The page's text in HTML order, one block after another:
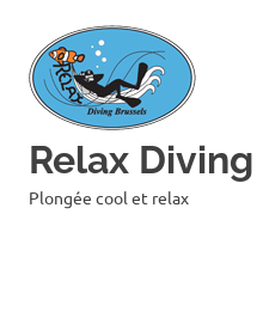
content
Relax
Plongée cool et relax